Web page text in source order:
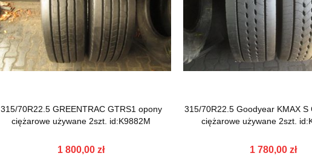
315/70R22.5 GREENTRAC GTRS1 opony
ciężarowe używane 2szt. id:K9882M
1 800,00 zł
315/70R22.5 Goodyear KMAX S
ciężarowe używane 2szt.
1 780,00 zł